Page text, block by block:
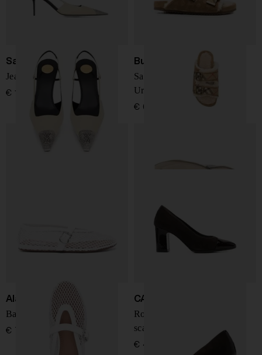
Saint Laurent
Jeanne décolleté in pelle
€ 1.200,00
Burberry
Sandali in shearling a quadri
Urchin
€ 695,00
Alaïa
Ballerine in pelle a rete
€ 750,00
CAREL PARIS
Rosana décolleté in pelle
scamosciata
€ 445,00